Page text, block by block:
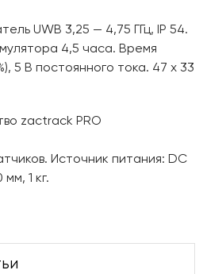
UWB 3,25 — 4,75 ГГц, IP 54.
4,5 часа. Время
5 В постоянного тока. 47 x 33
zactrack PRO
Источник питания: DC
1 кг.